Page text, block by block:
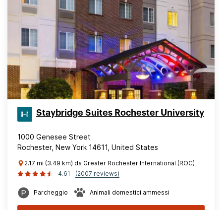
Staybridge Suites Rochester University
1000 Genesee Street
Rochester, New York 14611, United States
2.17 mi (3.49 km) da Greater Rochester International (ROC)
4.61
(2007 reviews)
Parcheggio Animali domestici ammessi